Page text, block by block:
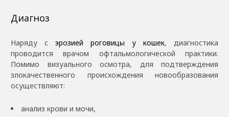
Диагноз
Наряду с эрозией роговицы у кошек, диагностика
проводится врачом офтальмологической практики.
Помимо визуального осмотра, для подтверждения
злокачественного происхождения новообразования
осуществляют:
анализ крови и мочи,